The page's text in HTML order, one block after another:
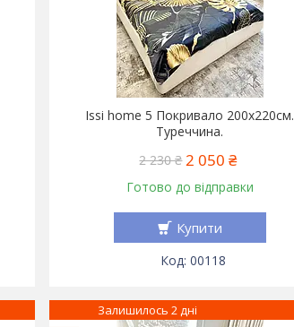
Issi home 5 Покривало 200x220см.
Туреччина.
2 230 ₴ 2 050 ₴
Готово до відправки
Купити
00118
Залишилось 2 дні